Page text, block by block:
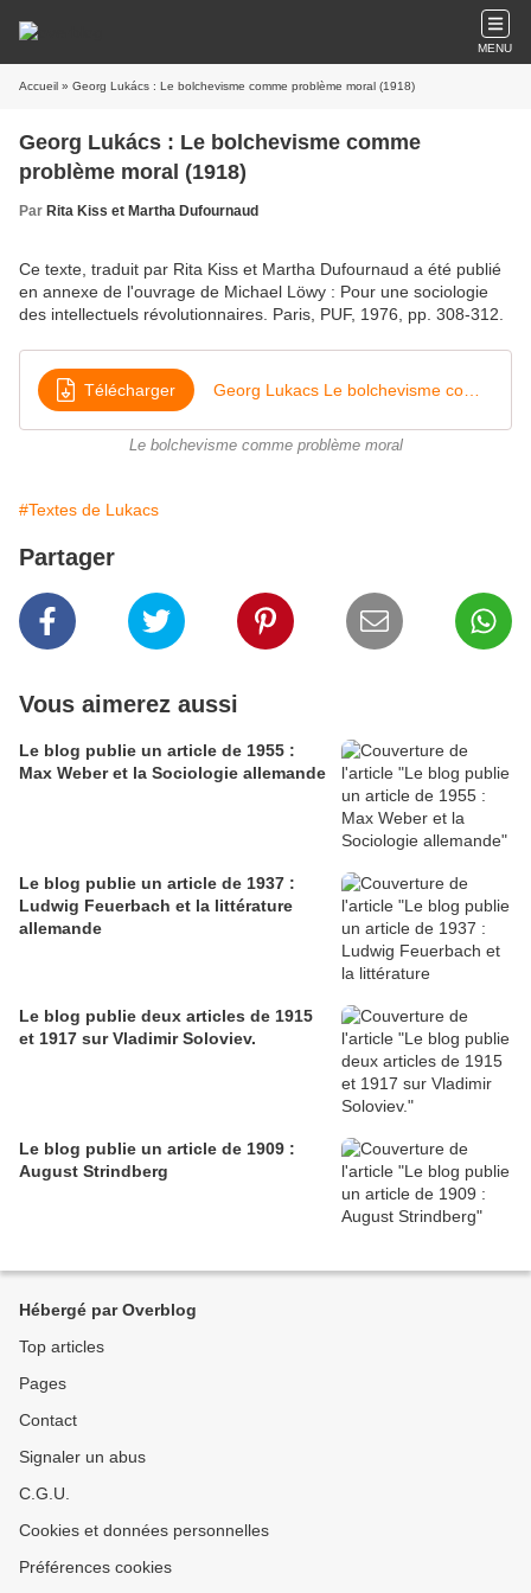
MENU
Accueil » Georg Lukács : Le bolchevisme comme problème moral (1918)
Georg Lukács : Le bolchevisme comme
problème moral (1918)
Par Rita Kiss et Martha Dufournaud
Ce texte, traduit par Rita Kiss et Martha Dufournaud a été publié
en annexe de l'ouvrage de Michael Löwy : Pour une sociologie
des intellectuels révolutionnaires. Paris, PUF, 1976, pp. 308-312.
Télécharger
Le bolchevisme comme problème moral
#Textes de Lukacs
Partager
Vous aimerez aussi
Le blog publie un article de 1955 :
Max Weber et la Sociologie allemande
Le blog publie un article de 1937 :
Ludwig Feuerbach et la littérature
allemande
Le blog publie deux articles de 1915
et 1917 sur Vladimir Soloviev.
Le blog publie un article de 1909 :
August Strindberg
Hébergé par Overblog
Top articles
Pages
Contact
Signaler un abus
C.G.U.
Cookies et données personnelles
Préférences cookies